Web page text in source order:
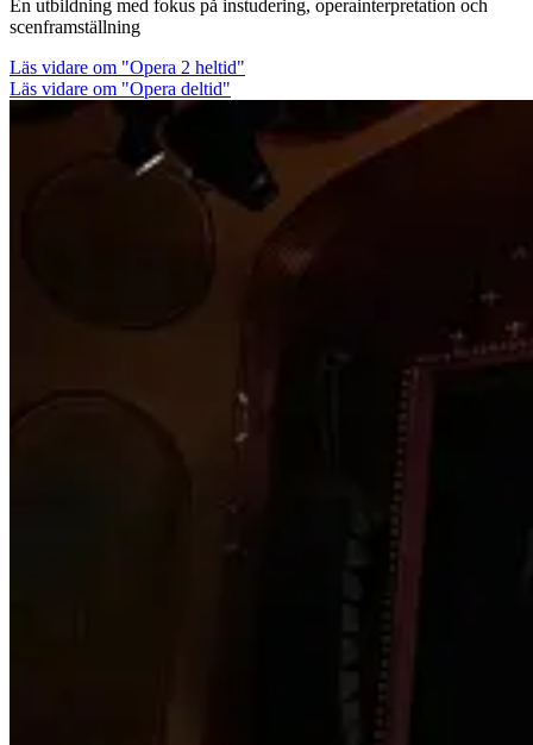
En utbildning med fokus på instudering, operainterpretation och
scenframställning
Läs vidare om "Opera 2 heltid"
Läs vidare om "Opera deltid"